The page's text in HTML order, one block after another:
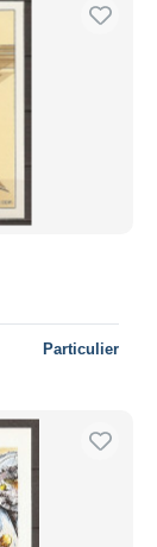
Particulier